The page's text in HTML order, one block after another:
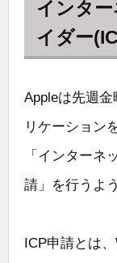
インタ
イダー
Appleは先週
リケーション
「インターネ
請」を行うよ
ICP申請とは